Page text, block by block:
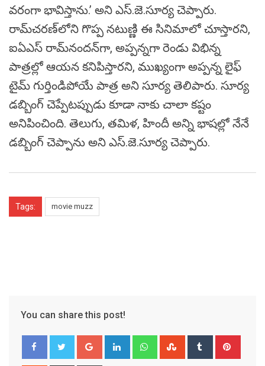
వరంగా భావిస్తాను.’ అని ఎస్‌.జె.సూర్య చెప్పారు.
రామ్‌చరణ్‌లోని గొప్ప నటుణ్ణి ఈ సినిమాలో చూస్తారని,
ఐఏఎస్‌ రామ్‌నందన్‌గా, అప్పన్నగా రెండు విభిన్న
పాత్రల్లో ఆయన కనిపిస్తారని, ముఖ్యంగా అప్పన్న లైఫ్‌
టైమ్‌ గుర్తిండిపోయే పాత్ర అని సూర్య తెలిపారు. సూర్య
డబ్బింగ్‌ చెప్పేటప్పుడు కూడా నాకు చాలా కష్టం
అనిపించింది. తెలుగు, తమిళ, హిందీ అన్ని భాషల్లో నేనే
డబ్బింగ్‌ చెప్పాను అని ఎస్‌.జె.సూర్య చెప్పారు.
Tags: movie muzz
You can share this post!
Google+ LinkedIn WhatsappStumbleUpon
Tumblr